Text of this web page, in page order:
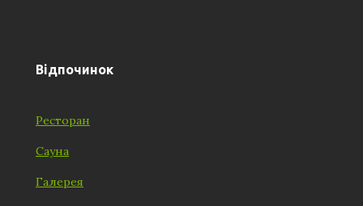
Відпочинок
Ресторан
Сауна
Галерея